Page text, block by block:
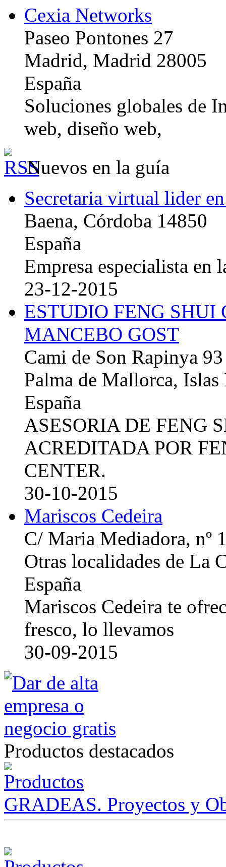
Cexia Networks
Paseo Pontones 27
Madrid, Madrid 28005
España
Soluciones globales de
web, diseño web,
Nuevos en la guía
Secretaria virtual lider
Baena, Córdoba 14850
España
Empresa especialista en
23-12-2015
ESTUDIO FENG
MANCEBO GOST
Cami de Son Rapinya 93
Palma de Mallorca, Islas
España
ASESORIA DE FENG
ACREDITADA POR
CENTER.
30-10-2015
Mariscos Cedeira
C/ Maria Mediadora, nº
Otras localidades de La
España
Mariscos Cedeira te
fresco, lo llevamos
30-09-2015
Productos destacados
GRADEAS. Proyectos y